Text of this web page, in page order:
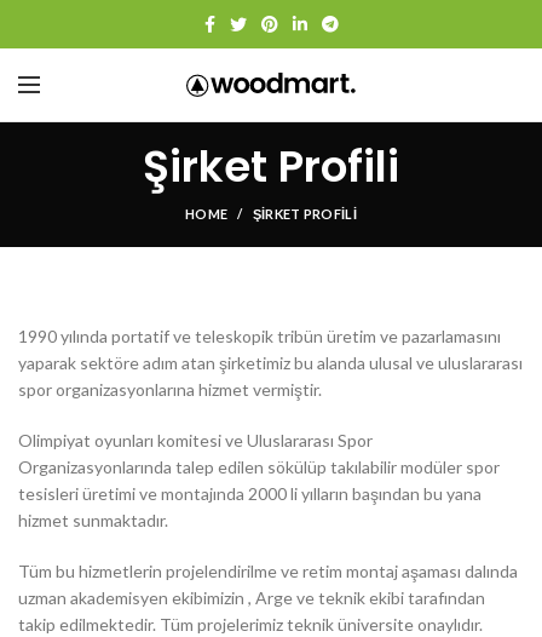
Şirket Profili
HOME ŞIRKET PROFILI
1990 yılında portatif ve teleskopik tribün üretim ve pazarlamasını
yaparak sektöre adım atan şirketimiz bu alanda ulusal ve uluslararası
spor organizasyonlarına hizmet vermiştir.
Olimpiyat oyunları komitesi ve Uluslararası Spor
Organizasyonlarında talep edilen sökülüp takılabilir modüler spor
tesisleri üretimi ve montajında 2000 li yılların başından bu yana
hizmet sunmaktadır.
Tüm bu hizmetlerin projelendirilme ve retim montaj aşaması dalında
uzman akademisyen ekibimizin , Arge ve teknik ekibi tarafından
takip edilmektedir. Tüm projelerimiz teknik üniversite onaylıdır.